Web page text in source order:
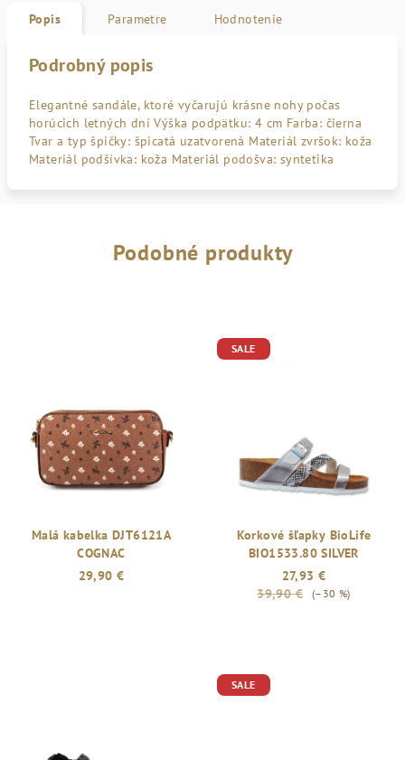
Popis Parametre Hodnotenie
Podrobný popis
Elegantné sandále, ktoré vyčarujú krásne nohy počas
horúcich letných dní Výška podpätku: 4 cm Farba: čierna
Tvar a typ špičky: špicatá uzatvorená Materiál zvršok: koža
Materiál podšívka: koža Materiál podošva: syntetika
Podobné produkty
Malá kabelka DJT6121A
COGNAC
29,90 €
SALE
Korkové šľapky BioLife
BIO1533.80 SILVER
27,93 €
39,90 €
(–30 %)
SALE